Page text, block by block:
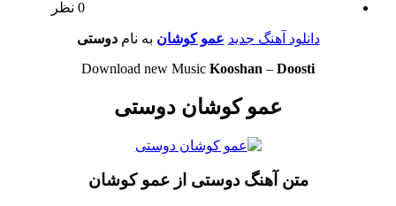
دانلود آهنگ جدید عمو کوشان به نامدوستی
Download new Music Kooshan – Doosti
عمو کوشان دوستی
متن آهنگ دوستی از عمو کوشان